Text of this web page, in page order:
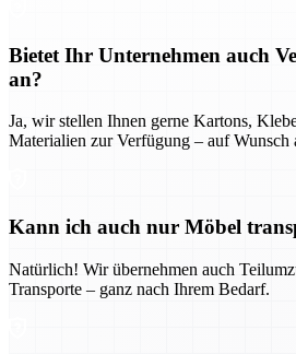
Bietet Ihr Unternehmen auch
an?
Ja, wir stellen Ihnen gerne Kartons,
Materialien zur Verfügung – auf Wunsch
Kann ich auch nur Möbel
Natürlich! Wir übernehmen auch
Transporte – ganz nach Ihrem Bedarf.